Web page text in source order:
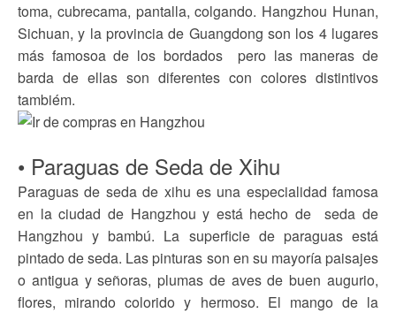
toma, cubrecama, pantalla, colgando. Hangzhou Hunan,
Sichuan, y la provincia de Guangdong son los 4 lugares
más famosoa de los bordados pero las maneras de
barda de ellas son diferentes con colores distintivos
tambiém.
• Paraguas de Seda de Xihu
Paraguas de seda de xihu es una especialidad famosa
en la ciudad de Hangzhou y está hecho de seda de
Hangzhou y bambú. La superficie de paraguas está
pintado de seda. Las pinturas son en su mayoría paisajes
o antigua y señoras, plumas de aves de buen augurio,
flores, mirando colorido y hermoso. El mango de la